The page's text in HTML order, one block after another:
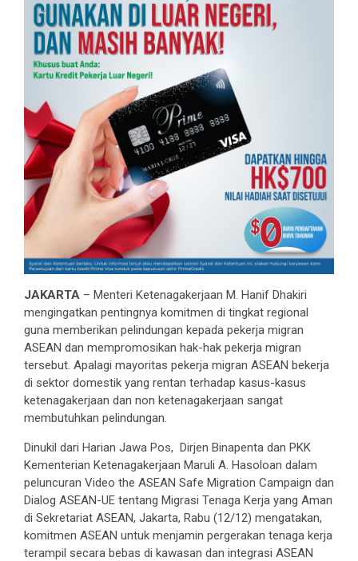
JAKARTA – Menteri Ketenagakerjaan M. Hanif Dhakiri
mengingatkan pentingnya komitmen di tingkat regional
guna memberikan pelindungan kepada pekerja migran
ASEAN dan mempromosikan hak-hak pekerja migran
tersebut. Apalagi mayoritas pekerja migran ASEAN bekerja
di sektor domestik yang rentan terhadap kasus-kasus
ketenagakerjaan dan non ketenagakerjaan sangat
membutuhkan pelindungan.
Dinukil dari Harian Jawa Pos, Dirjen Binapenta dan PKK
Kementerian Ketenagakerjaan Maruli A. Hasoloan dalam
peluncuran Video the ASEAN Safe Migration Campaign dan
Dialog ASEAN-UE tentang Migrasi Tenaga Kerja yang Aman
di Sekretariat ASEAN, Jakarta, Rabu (12/12) mengatakan,
komitmen ASEAN untuk menjamin pergerakan tenaga kerja
terampil secara bebas di kawasan dan integrasi ASEAN